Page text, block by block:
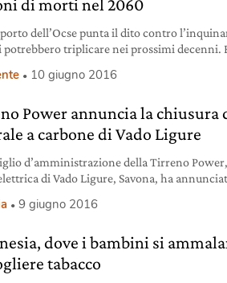
di morti nel 2060
dell’Ocse punta il dito contro
potrebbero triplicare nei prossimi decenni.
10 giugno 2016
Power annuncia la chiusura
a carbone di Vado Ligure
d’amministrazione della Tirreno
di Vado Ligure, Savona, ha
al sequestro dei gruppi a carbone
a causa dell’inquinamento con 86 persone
tecnici, politici,
9 giugno 2016
dove i bambini si
tabacco